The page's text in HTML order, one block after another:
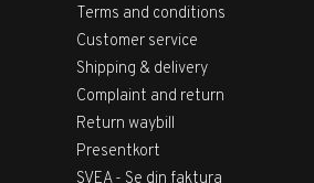
Terms and conditions
Customer service
Shipping & delivery
Complaint and return
Return waybill
Presentkort